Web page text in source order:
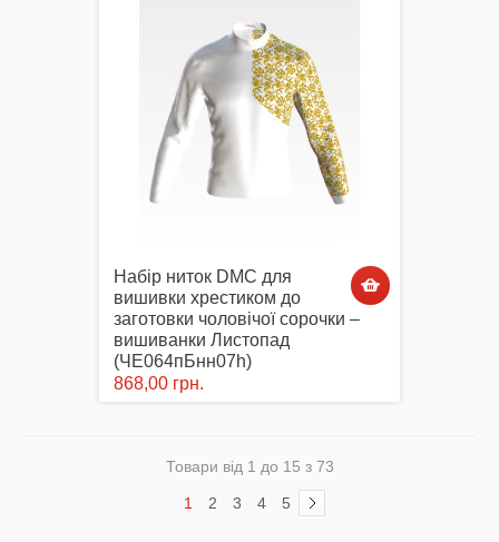
Набір ниток DMC для
вишивки хрестиком до
заготовки чоловічої сорочки –
вишиванки Листопад
(ЧЕ064пБнн07h)
868,00 грн.
Товари від 1 до 15 з 73
1 2 3 4 5